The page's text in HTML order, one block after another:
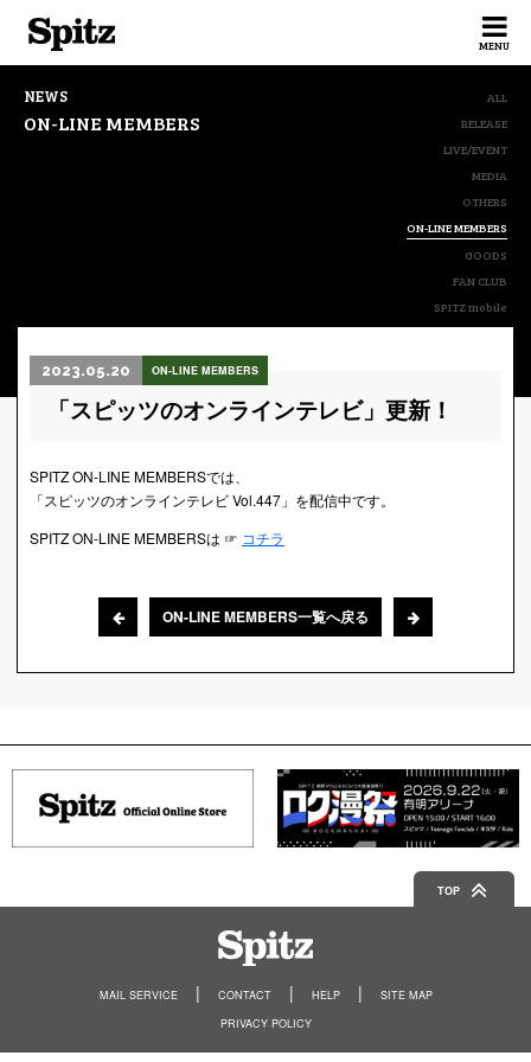
MENU
NEWS
ON-LINE MEMBERS
ALL
RELEASE
LIVE/EVENT
MEDIA
OTHERS
ON-LINE MEMBERS
GOODS
FAN CLUB
SPITZ mobile
2023.05.20 ON-LINE MEMBERS
「スピッツのオンラインテレビ」更新！
SPITZ ON-LINE MEMBERSでは、
「スピッツのオンラインテレビ Vol.447」を配信中です。
SPITZ ON-LINE MEMBERSは ☞ コチラ
ON-LINE MEMBERS一覧へ戻る
TOP
MAIL SERVICE CONTACT HELP
SITE MAP
PRIVACY POLICY